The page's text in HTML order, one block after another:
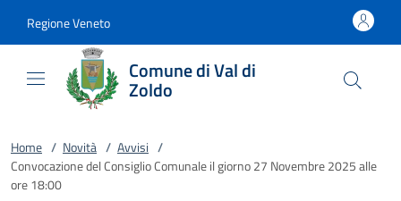
Regione Veneto
Comune di Val di
Zoldo
Home / Novità / Avvisi /
Convocazione del Consiglio Comunale il giorno 27 Novembre 2025 alle
ore 18:00